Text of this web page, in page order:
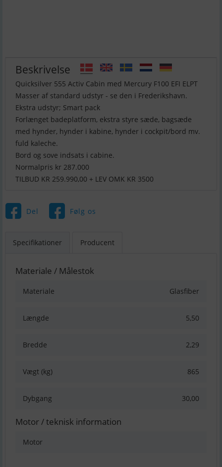
Beskrivelse
Quicksilver 555 Activ Cabin med Mercury F100 EFI ELPT
Masser af standard udstyr - se den i Frederikshavn.
Ekstra udstyr; Smart pack
Forlænget badeplatform, ekstra styre sæde, bagsæde
med hynder, hynder i kabine, hynder i cockpit/bord mv.
fuld kaleche.
Bord og sove indsats i cabine.
Normalpris kr 287.000
TILBUD KR 259.990,00 + LEV OMK KR 3500
Del Følg os
Specifikationer Producent
Materiale / Målestok
Materiale Glasfiber
Længde 5,50
Bredde 2,29
Vægt (kg) 865
Dybgang 30,00
Motor / teknisk information
Motor